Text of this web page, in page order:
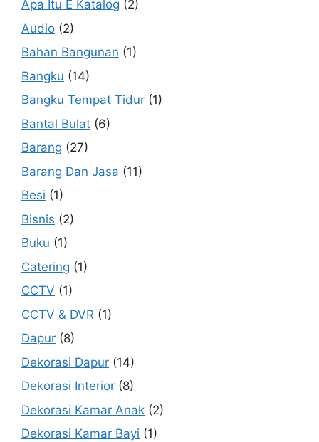
Apa Itu E Katalog (2)
Audio (2)
Bahan Bangunan (1)
Bangku (14)
Bangku Tempat Tidur (1)
Bantal Bulat (6)
Barang (27)
Barang Dan Jasa (11)
Besi (1)
Bisnis (2)
Buku (1)
Catering (1)
CCTV (1)
CCTV & DVR (1)
Dapur (8)
Dekorasi Dapur (14)
Dekorasi Interior (8)
Dekorasi Kamar Anak (2)
Dekorasi Kamar Bayi (1)